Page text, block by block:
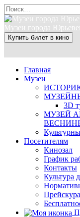
Перейти
к
содержанию
Search
for:
Музеи города
Купить билет в кино
Главная
Музеи
3D
МУЗЕЙ
Посетителям
Кинозал
График
Контакты
Культура